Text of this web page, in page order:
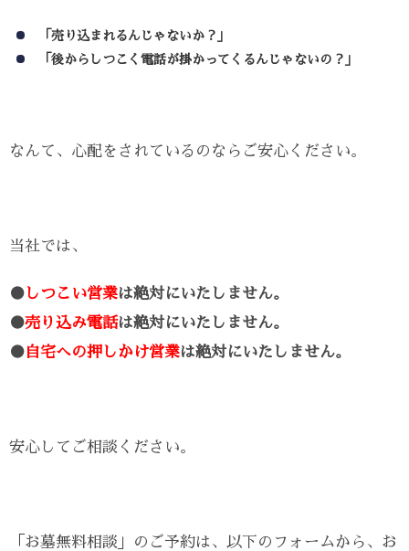
「売り込まれるんじゃないか？」
「後からしつこく電話が掛かってくるんじゃないの？」
なんて、心配をされているのならご安心ください。
当社では、
● しつこい営業は絶対にいたしません。
●売り込み電話は絶対にいたしません。
● 自宅への押しかけ営業は絶対にいたしません。
安心してご相談ください。
「お墓無料相談」のご予約は、以下のフォームから、お